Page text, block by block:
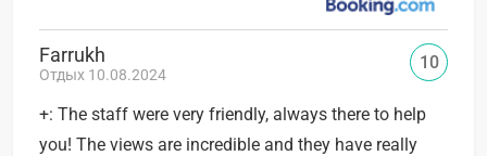
Farrukh
Отдых 10.08.2024
+: The staff were very friendly, always there to help
you! The views are incredible and they have really
10